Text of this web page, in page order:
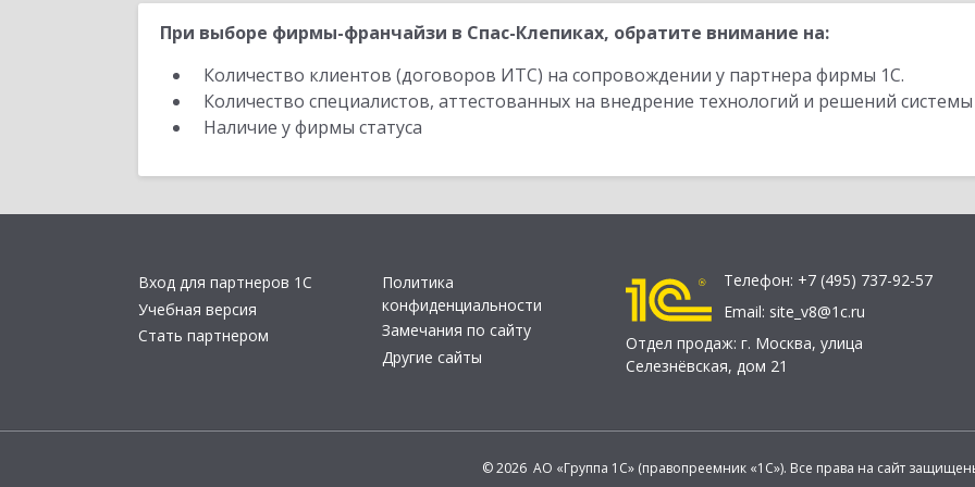
При выборе фирмы-франчайзи в Спас-Клепиках, обратите внимание на:
Количество клиентов (договоров ИТС) на сопровождении у партнера фирмы 1С.
Количество специалистов, аттестованных на внедрение технологий и решений
Наличие у фирмы статуса
Вход для партнеров 1С
Учебная версия
Стать партнером
Политика
конфиденциальности
Замечания по сайту
Другие сайты
Телефон: +7 (495) 737-92-57
Email: site_v8@1c.ru
Отдел продаж: г. Москва, улица
Селезнёвская, дом 21
© 2026 АО «Группа 1С» (правопреемник «1С»). Все права на сайт